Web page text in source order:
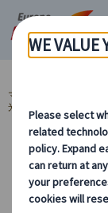
マイバス・ヨーロッパ
光 (2)
カテゴリーか